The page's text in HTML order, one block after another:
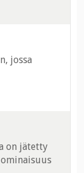
jossa
on jätetty